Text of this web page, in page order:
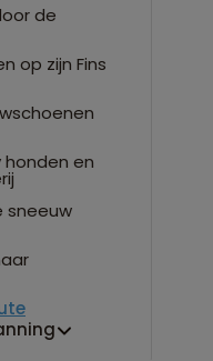
de
op zijn Fins
en
sneeuw